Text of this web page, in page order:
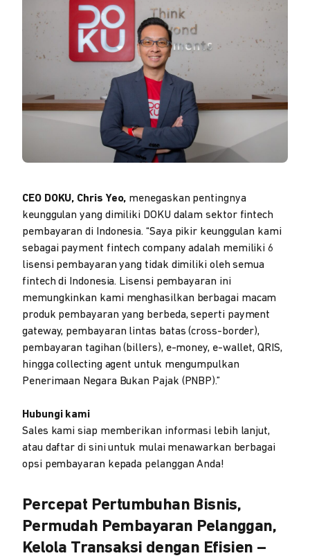
CEO DOKU, Chris Yeo, menegaskan pentingnya
keunggulan yang dimiliki DOKU dalam sektor fintech
pembayaran di Indonesia. “Saya pikir keunggulan kami
sebagai payment fintech company adalah memiliki 6
lisensi pembayaran yang tidak dimiliki oleh semua
fintech di Indonesia. Lisensi pembayaran ini
memungkinkan kami menghasilkan berbagai macam
produk pembayaran yang berbeda, seperti payment
gateway, pembayaran lintas batas (cross-border),
pembayaran tagihan (billers), e-money, e-wallet, QRIS,
hingga collecting agent untuk mengumpulkan
Penerimaan Negara Bukan Pajak (PNBP).”
Hubungi kami
Sales kami siap memberikan informasi lebih lanjut,
atau daftar di sini untuk mulai menawarkan berbagai
opsi pembayaran kepada pelanggan Anda!
Percepat Pertumbuhan Bisnis,
Permudah Pembayaran Pelanggan,
Kelola Transaksi dengan Efisien –